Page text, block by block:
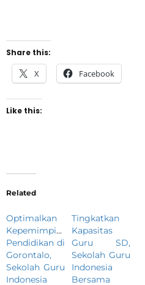
Share this:
X Facebook
Like this:
Related
Optimalkan
Kepemimpinan
Pendidikan di
Gorontalo,
Sekolah Guru
Indonesia
Tingkatkan
Kapasitas
Guru SD,
Sekolah Guru
Indonesia
Bersama